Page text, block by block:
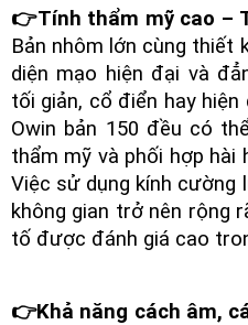
👉Tính thẩm mỹ cao –
Bản nhôm lớn cùng thiết
diện mạo hiện đại và
tối giản, cổ điển hay
Owin bản 150 đều có
thẩm mỹ và phối hợp hài
Việc sử dụng kính cường
không gian trở nên rộng
tố được đánh giá cao
👉Khả năng cách âm,